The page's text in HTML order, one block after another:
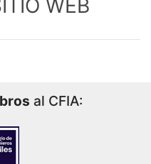
WEB
al CFIA: